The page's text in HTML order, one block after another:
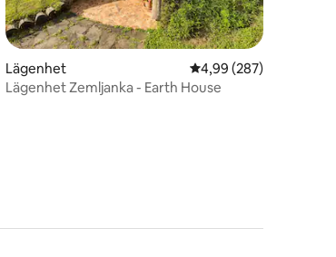
betyg, 74 omdömen
Lägenhet 4,99 av 5 i
4,99 (287)
Lägenhet Zemljanka - Earth House